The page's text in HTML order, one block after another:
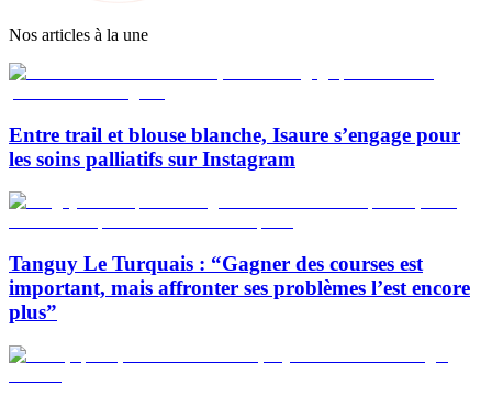
Nos articles à la une
Entre trail et blouse blanche, Isaure s’engage pour
les soins palliatifs sur Instagram
Tanguy Le Turquais : “Gagner des courses est
important, mais affronter ses problèmes l’est encore
plus”